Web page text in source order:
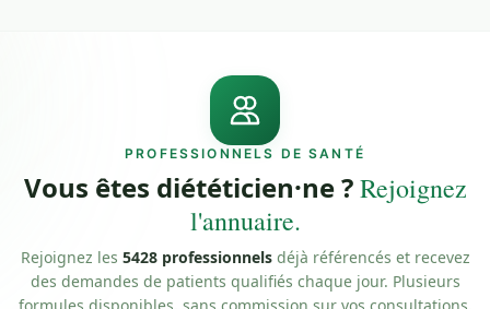
PROFESSIONNELS DE SANTÉ
Vous êtes diététicien·ne ?Rejoignez
l'annuaire.
Rejoignez les 5428 professionnelsdéjà référencés et recevez
des demandes de patients qualifiés chaque jour. Plusieurs